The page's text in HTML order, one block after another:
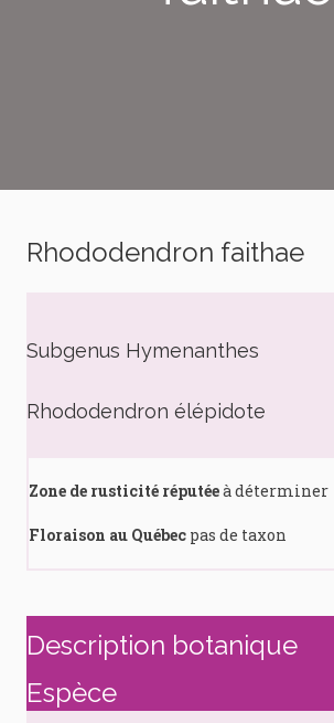
Rhododendron faithae
Subgenus Hymenanthes
Rhododendron élépidote
Zone de rusticité réputéeà déterminer
Floraison au Québec pas de taxon
Description botanique
Espèce